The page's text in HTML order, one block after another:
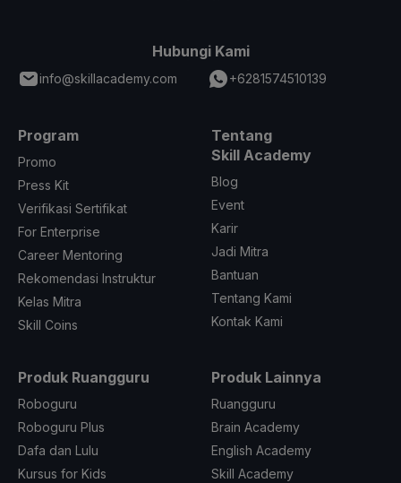
Hubungi Kami
info@skillacademy.com +6281574510139
Program
Promo
Press Kit
Verifikasi Sertifikat
For Enterprise
Career Mentoring
Rekomendasi Instruktur
Kelas Mitra
Skill Coins
Tentang
Skill Academy
Blog
Event
Karir
Jadi Mitra
Bantuan
Tentang Kami
Kontak Kami
Produk Ruangguru
Roboguru
Roboguru Plus
Dafa dan Lulu
Kursus for Kids
Produk Lainnya
Ruangguru
Brain Academy
English Academy
Skill Academy